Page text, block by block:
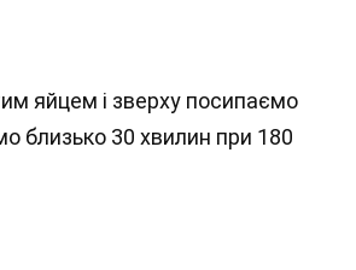
яйцем і зверху посипаємо
близько 30 хвилин при 180